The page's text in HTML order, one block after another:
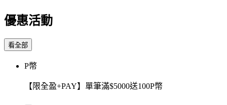
優惠活動
看全部
P幣
【限全盈+PAY】單筆滿$5000送100P幣